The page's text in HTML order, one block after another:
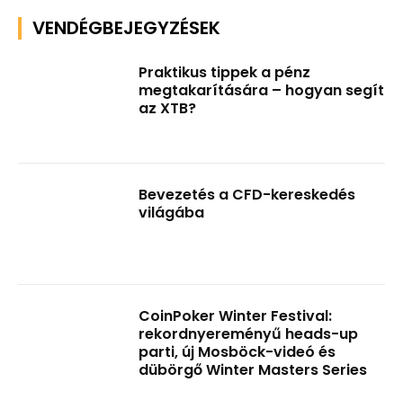
VENDÉGBEJEGYZÉSEK
Praktikus tippek a pénz
megtakarítására – hogyan segít
az XTB?
Bevezetés a CFD-kereskedés
világába
CoinPoker Winter Festival:
rekordnyereményű heads-up
parti, új Mosböck-videó és
dübörgő Winter Masters Series